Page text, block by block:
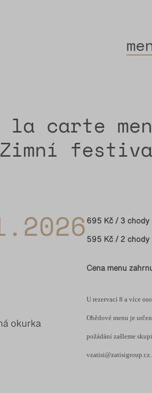
la carte
Zimní
okurka
695 Kč / 3 chody
595 Kč / 2 chody
Cena menu
U rezervací 8 a více
Obědové menu je
požádání zašleme
vzatisi@zatisigroup.cz.